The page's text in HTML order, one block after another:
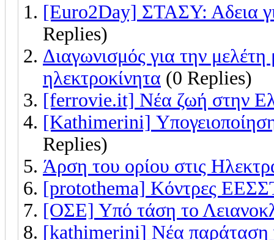
[Euro2Day] ΣΤΑΣΥ: Αδεια
Replies)
Διαγωνισμός για την
ηλεκτροκίνητα (0 Replies)
[ferrovie.it] Νέα ζωή στην
[Kathimerini]
Replies)
Άρση του ορίου στις
[protothema] Κόντρες
[ΟΣΕ] Υπό τάση το
[kathimerini] Νέα